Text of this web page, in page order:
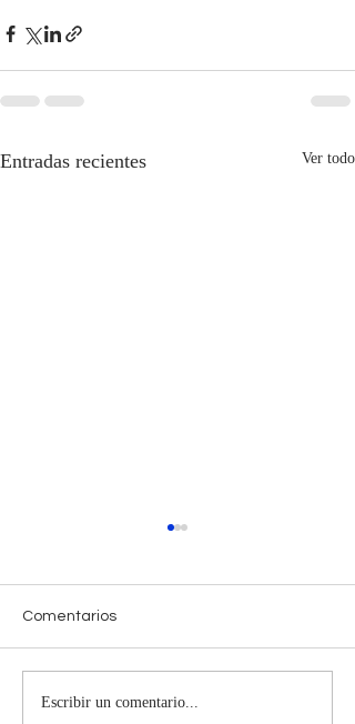
Entradas recientes Ver todo
Horóscopo Semanal
Comentarios
Escribir un comentario...